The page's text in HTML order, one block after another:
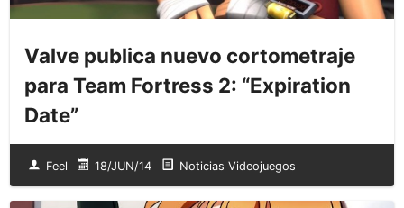
Valve publica nuevo cortometraje
para Team Fortress 2: “Expiration
Date”
Feel 18/JUN/14 Noticias Videojuegos